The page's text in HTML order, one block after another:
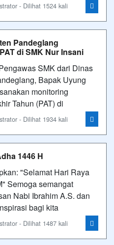
- Dilihat 1524 kali
Pandeglang
di SMK Nur Insani
SMK dari Dinas
Bapak Uyung
monitoring
Tahun (PAT) di
- Dilihat 1934 kali
1446 H
"Selamat Hari Raya
Semoga semangat
Nabi Ibrahim A.S. dan
bagi kita
- Dilihat 1487 kali